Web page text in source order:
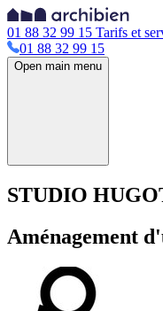
01 88 32 99 15 Tarifs et
01 88 32 99 15
Open main menu
STUDIO
Aménagement